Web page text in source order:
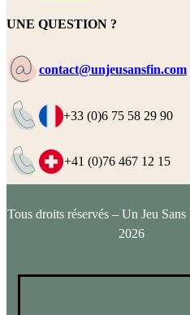
UNE QUESTION ?
contact@unjeusansfin.com
+33 (0)6 75 58 29 90
+41 (0)76 467 12 15
Tous droits réservés – Un Jeu
2026